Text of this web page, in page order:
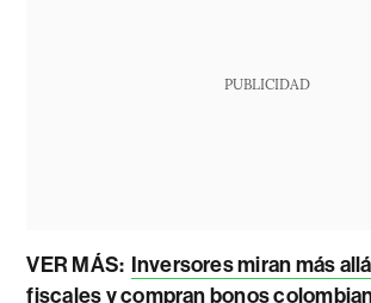
PUBLICIDAD
VER MÁS: Inversores miran más
fiscales y compran bonos